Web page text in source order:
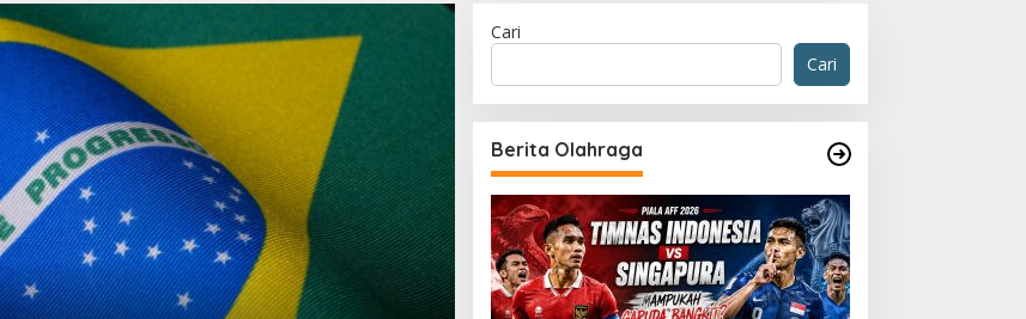
Cari
Cari
Berita Olahraga